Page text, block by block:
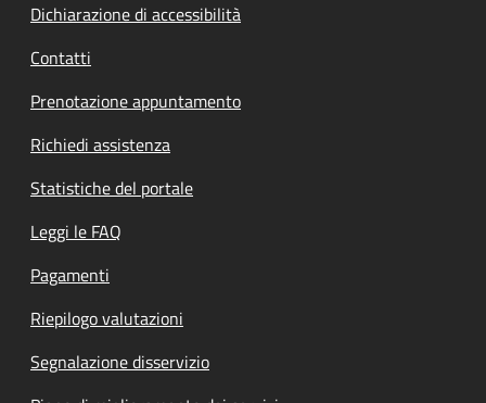
Dichiarazione di accessibilità
Contatti
Prenotazione appuntamento
Richiedi assistenza
Statistiche del portale
Leggi le FAQ
Pagamenti
Riepilogo valutazioni
Segnalazione disservizio